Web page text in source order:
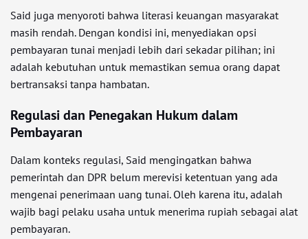
Said juga menyoroti bahwa literasi keuangan masyarakat
masih rendah. Dengan kondisi ini, menyediakan opsi
pembayaran tunai menjadi lebih dari sekadar pilihan; ini
adalah kebutuhan untuk memastikan semua orang dapat
bertransaksi tanpa hambatan.
Regulasi dan Penegakan Hukum dalam
Pembayaran
Dalam konteks regulasi, Said mengingatkan bahwa
pemerintah dan DPR belum merevisi ketentuan yang ada
mengenai penerimaan uang tunai. Oleh karena itu, adalah
wajib bagi pelaku usaha untuk menerima rupiah sebagai alat
pembayaran.